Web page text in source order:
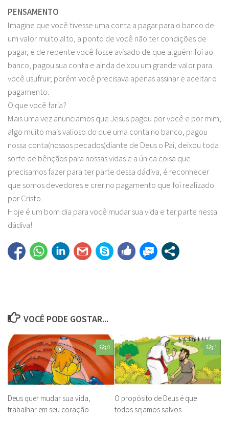
PENSAMENTO
Imagine que você tivesse uma conta a pagar para o banco de
um valor muito alto, a ponto de você não ter condições de
pagar, e de repente você fosse avisado de que alguém foi ao
banco, pagou sua conta e ainda deixou um grande valor para
você usufruir, porém você precisava apenas assinar e aceitar o
pagamento.
O que você faria?
Mais uma vez anunciamos que Jesus pagou por você e por mim,
algo muito mais valioso do que uma conta no banco, pagou
nossa conta(nossos pecados)diante de Deus o Pai, deixou toda
sorte de bênçãos para nossas vidas e a única coisa que
precisamos fazer para ter parte dessa dádiva, é reconhecer
que somos devedores e crer no pagamento que foi realizado
por Cristo.
Hoje é um bom dia para você mudar sua vida e ter parte nessa
dádiva!
VOCÊ PODE GOSTAR...
0
Deus quer mudar sua vida,
trabalhar em seu coração
1
O propósito de Deus é que
todos sejamos salvos